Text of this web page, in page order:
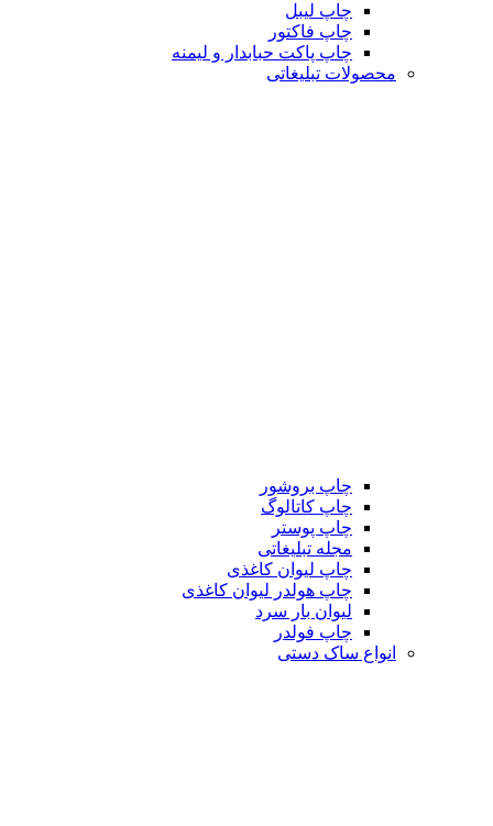
چاپ لیبل
چاپ فاکتور
چاپ پاکت حبابدار و لیمنه
محصولات تبلیغاتی
چاپ بروشور
چاپ کاتالوگ
چاپ پوستر
مجله تبلیغاتی
چاپ لیوان کاغذی
چاپ هولدر لیوان کاغذی
لیوان بار سرد
چاپ فولدر
انواع ساک دستی